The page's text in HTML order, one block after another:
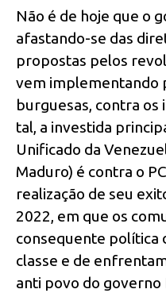
Não é de hoje que o
afastando-se das
propostas pelos
vem implementando
burguesas, contra os
tal, a investida
Unificado da
Maduro) é contra o
realização de seu
2022, em que os
consequente política
classe e de
anti povo do governo